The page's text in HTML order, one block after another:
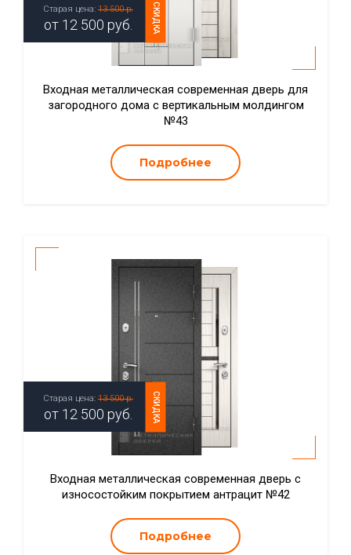
СКИДКА
Старая цена: 13 500 р.
от 12 500 руб.
Входная металлическая современная дверь для
загородного дома с вертикальным молдингом
№43
Подробнее
СКИДКА
Старая цена: 13 500 р.
от 12 500 руб.
Входная металлическая современная дверь с
износостойким покрытием антрацит №42
Подробнее